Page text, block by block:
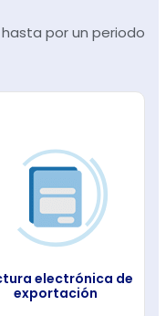
hasta por un periodo
electrónica de
exportación